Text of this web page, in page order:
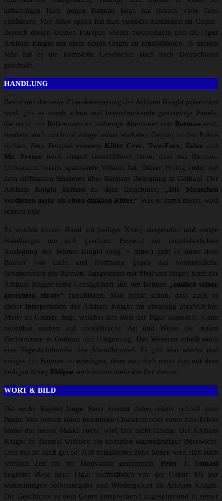
unbändigen Hass gegen Batman hegt, hat jedoch viele Fans
enttäuscht. Vier Jahre später hat man versucht zumindest im Comic-
Bereich diesen kleinen Fauxpas wieder auszubügeln und die Figur
Arkham Knight mit einer neuen Origin zu rehabilitieren. In diesem
Jahr hat es die komplette Geschichte auch nach Deutschland
geschafft.
HANDLUNG
Bevor uns die neue Charakterisierung des Arkham Knight präsentiert
wird, gibt es vorab schon mal beeindruckende ganzseitige Panels,
die nicht nur Referenzen an bisherige Abenteuer von Batmansind,
sondern auch nochmal einige seiner stärksten Gegner in den Fokus
rücken. Zum Beispiel erinnern Killer Croc, Two-Face, Talonund
Mr. Freeze noch einmal seitenfüllend daran, dass das Batman-
Universum bereits spannende Villains hat. Dieser Prolog endet mit
dem süffisanten Sinnieren über Batmans Bedeutung in Gotham. Der
Arkham Knight kommt zu dem Entschluss: „Die Menschen
verdienen mehr als einen dunklen Ritter.“ Was er damit meint, wird
schnell klar.
Es werden kurzer Hand ein heiliger Krieg ausgerufen und einige
Handlanger um sich geschart. Passend zur mittelalterlichen
Auslegung des Wortes Knight (eng. = Ritter) geht es unter dem
Banner von Licht und Hoffnung gegen das vermeintliche
Schattenreich des Batman. Ausgestattet mit Pfeil und Bogen hetzt der
Arkham Knight seine Gefolgschaft auf, um Batman „endlich seiner
gerechten Strafe“
zuzuführen. Man merkt schon, dass auch in
dieser Interpretation des Arkham Knight ein eindeutig persönliches
Motiv zu Grunde liegt, welches den Reiz der Figur ausmacht. Ganz
nebenbei sterben auf unerklärliche Art und Weise die realen
Fledermäuse in Gotham und Umgebung. Des Weiteren erhellt noch
eine Tageslichtbombe den Abendhimmel. Es gibt also wieder mal
einiges für Batman zu erledigen, denn natürlich rennt ihm mit dem
heiligen Krieg Eklipse auch immer mehr die Zeit davon.
WORT & BILD
Die sechs Kapitel lange Story kommt dabei relativ schnell zum
Punkt. Wer jedoch einen bekannten Charakter oder einen Aha-Effekt
hinter der neuen Maske sucht, wird hier nicht fündig. Der Arkham
Knight ist diesmal wirklich ein komplett eigenständiger Bösewicht.
Und das ist auch gut so! Auf detaillierten zehn Seiten wird sich auch
wirklich Zeit für die Motivation genommen. Peter J. Tomasi
begleitet diese neue Figur buchstäblich von der Geburt bis zur
wahnsinnigen Selbstaufgabe und Wiedergeburt als Arkham Knight.
Die Geschichte ist dem Genre entsprechend zugespitzt und in seiner